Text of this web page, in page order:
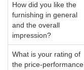
How did you like the
furnishing in general
and the overall
impression?
What is your rating of
the price-performance